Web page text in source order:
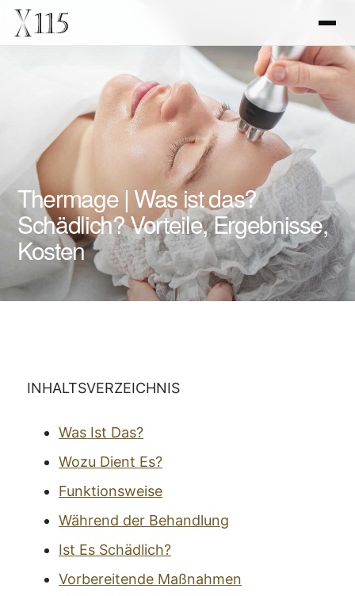
Thermage | Was ist das?
Schädlich? Vorteile, Ergebnisse,
Kosten
INHALTSVERZEICHNIS
Was Ist Das?
Wozu Dient Es?
Funktionsweise
Während der Behandlung
Ist Es Schädlich?
Vorbereitende Maßnahmen